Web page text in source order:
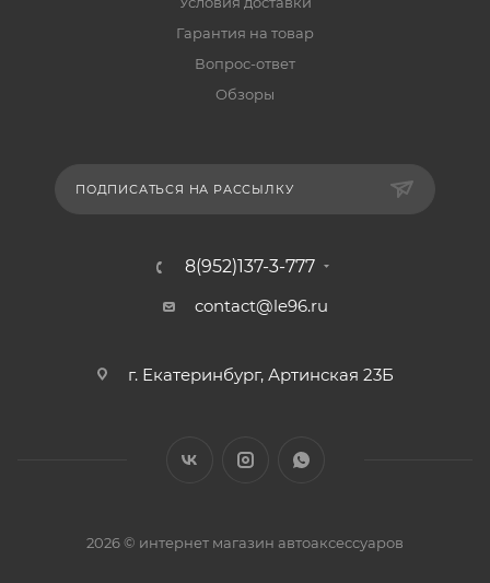
Гарантия на товар
Вопрос-ответ
Обзоры
ПОДПИСАТЬСЯ НА РАССЫЛКУ
8(952)137-3-777
contact@le96.ru
г. Екатеринбург, Артинская 23Б
2026 © интернет магазин автоаксессуаров